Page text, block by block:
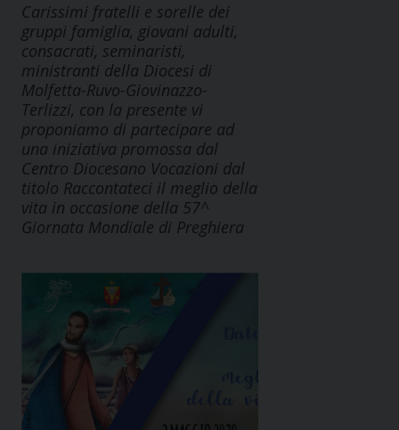
Carissimi fratelli e sorelle dei
gruppi famiglia, giovani adulti,
consacrati, seminaristi,
ministranti della Diocesi di
Molfetta-Ruvo-Giovinazzo-
Terlizzi, con la presente vi
proponiamo di partecipare ad
una iniziativa promossa dal
Centro Diocesano Vocazioni dal
titolo Raccontateci il meglio della
vita in occasione della 57^
Giornata Mondiale di Preghiera